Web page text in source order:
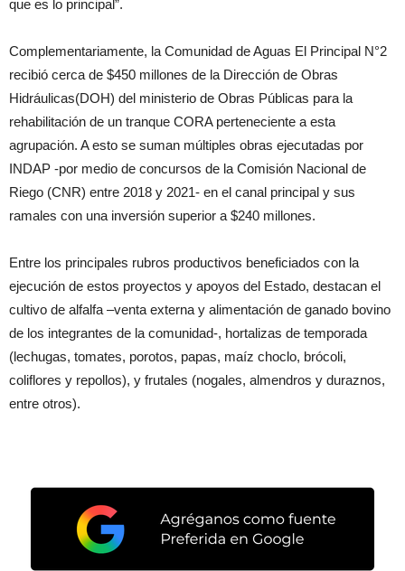
que es lo principal”.
Complementariamente, la Comunidad de Aguas El Principal N°2
recibió cerca de $450 millones de la Dirección de Obras
Hidráulicas(DOH) del ministerio de Obras Públicas para la
rehabilitación de un tranque CORA perteneciente a esta
agrupación. A esto se suman múltiples obras ejecutadas por
INDAP -por medio de concursos de la Comisión Nacional de
Riego (CNR) entre 2018 y 2021- en el canal principal y sus
ramales con una inversión superior a $240 millones.
Entre los principales rubros productivos beneficiados con la
ejecución de estos proyectos y apoyos del Estado, destacan el
cultivo de alfalfa –venta externa y alimentación de ganado bovino
de los integrantes de la comunidad-, hortalizas de temporada
(lechugas, tomates, porotos, papas, maíz choclo, brócoli,
coliflores y repollos), y frutales (nogales, almendros y duraznos,
entre otros).